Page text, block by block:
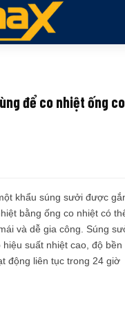
để co nhiệt ống co
khẩu súng sưởi được
bằng ống co nhiệt có
và dễ gia công. Súng
suất nhiệt cao, độ bền
động liên tục trong 24 giờ